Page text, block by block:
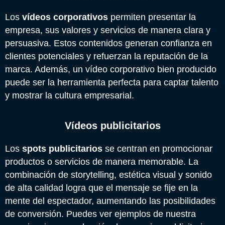
Los vídeos corporativos permiten presentar la
empresa, sus valores y servicios de manera clara y
persuasiva. Estos contenidos generan confianza en
clientes potenciales y refuerzan la reputación de la
marca. Además, un vídeo corporativo bien producido
puede ser la herramienta perfecta para captar talento
y mostrar la cultura empresarial.
Vídeos publicitarios
Los spots publicitarios se centran en promocionar
productos o servicios de manera memorable. La
combinación de storytelling, estética visual y sonido
de alta calidad logra que el mensaje se fije en la
mente del espectador, aumentando las posibilidades
de conversión. Puedes ver ejemplos de nuestra